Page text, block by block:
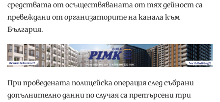
средствата от осъществяваната от тях дейност са
превеждани от организаторите на канала към
България.
При проведената полицейска операция след събрани
допълнително данни по случая са претърсени три